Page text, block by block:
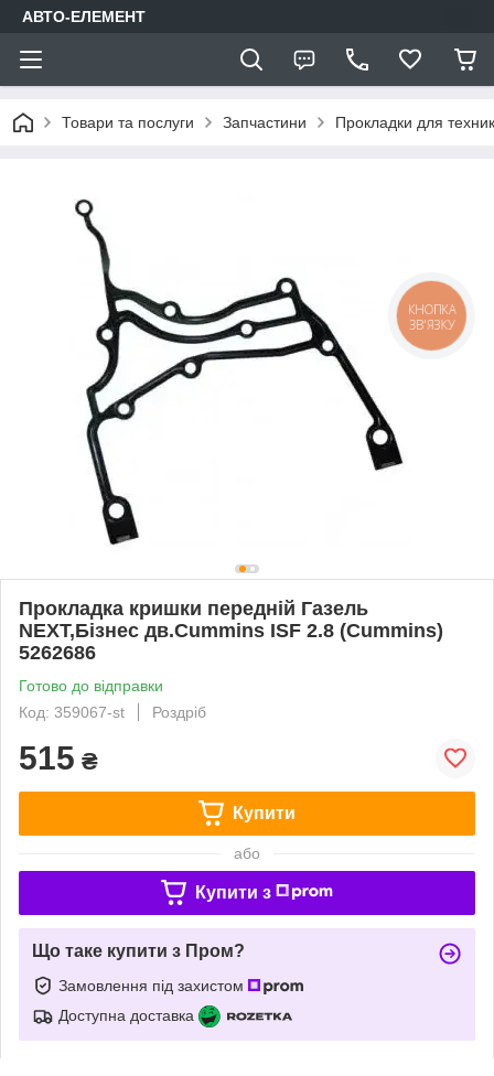
АВТО-ЕЛЕМЕНТ
Товари та послуги Запчастини Прокладки для
Прокладка кришки переднiй Газель
NEXT,Бiзнес дв.Cummins ISF 2.8 (Cummins)
5262686
Готово до відправки
Код: 359067-st
Роздріб
515 ₴
Купити
або
Купити з
Що таке купити з Пром?
Замовлення під захистом
Доступна доставка
КНОПКА
ЗВ'ЯЗКУ